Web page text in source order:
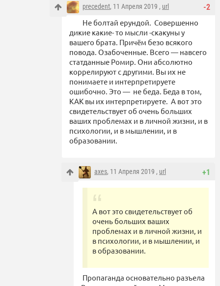
-2
precedent, 11 Апреля 2019 , url
Не болтай ерундой. Совершенно
дикие какие- то мысли -скакуны у
вашего брата. Причём безо всякого
повода. Озабоченные. Всего — навсего
статданные Ромир. Они абсолютно
коррелируют с другими. Вы их не
понимаете и интерпретируете
ошибочно. Это — не беда. Беда в том,
КАК вы их интерпретируете. А вот это
свидетельствует об очень больших
ваших проблемах и в личной жизни, и в
психологии, и в мышлении, и в
образовании.
+1
axes, 11 Апреля 2019 , url
А вот это свидетельствует об
очень больших ваших
проблемах и в личной жизни, и
в психологии, и в мышлении, и
в образовании.
Пропаганда основательно разъела